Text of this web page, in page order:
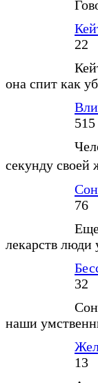
22
она спит как
515
секунду
76
лекарств
32
наши
13